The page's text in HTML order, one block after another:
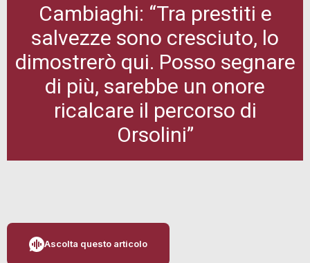
Cambiaghi: “Tra prestiti e
salvezze sono cresciuto, lo
dimostrerò qui. Posso segnare
di più, sarebbe un onore
ricalcare il percorso di
Orsolini”
Ascolta questo articolo